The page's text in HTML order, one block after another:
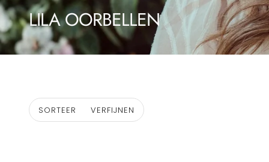
LILA OORBELLEN
SORTEER VERFIJNEN